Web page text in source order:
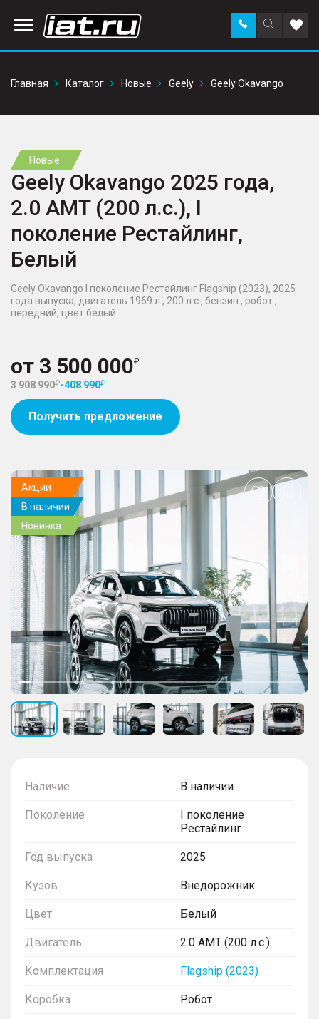
Поиск
по
Заказать
звонок в
Главная
Каталог Новые Geely Geely Okavango
Новые
Geely Okavango 2025 года,
2.0 AMT (200 л.с.), I
поколение Рестайлинг,
Белый
Geely Okavango I поколение Рестайлинг Flagship (2023), 2025
года выпуска, двигатель 1969 л., 200 л.с., бензин , робот ,
передний, цвет белый
от 3 500 000
3 908 990 -408 990
Получить предложение
Наличие В наличии
Поколение
I поколение
Рестайлинг
Год выпуска 2025
Кузов Внедорожник
Цвет Белый
Двигатель 2.0 AMT (200 л.с.)
Комплектация Flagship (2023)
Коробка Робот
Акции
В наличии
Новинка
Добавить